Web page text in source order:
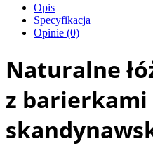
Opis
Specyfikacja
Opinie (0)
Naturalne
z barierkami